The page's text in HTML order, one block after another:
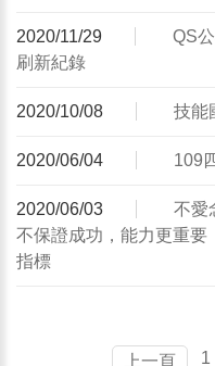
2020/11/29
QS
刷新紀錄
2020/10/08 技能
2020/06/04 109
2020/06/03
不愛
不保證成功，能力更重要
指標
上一頁 1